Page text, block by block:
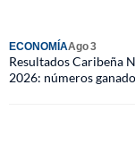
ECONOMÍAAgo 3
Resultados Caribeña
2026: números